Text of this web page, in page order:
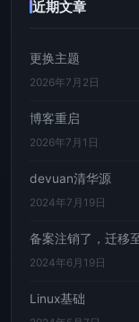
近期文章
更换主题
2026年7月2日
博客重启
2026年7月1日
devuan清华源
2024年7月19日
备案注销了，迁移
2024年6月19日
Linux基础